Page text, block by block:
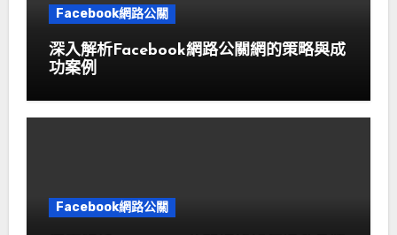
Facebook網路公關
深入解析Facebook網路公關網的策略與成
功案例
Facebook網路公關